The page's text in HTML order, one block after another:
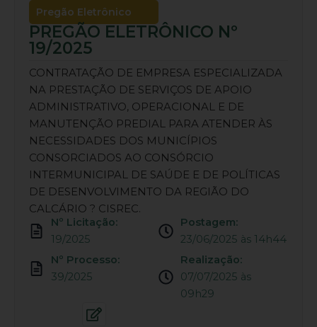
Pregão Eletrônico
PREGÃO ELETRÔNICO Nº
19/2025
CONTRATAÇÃO DE EMPRESA ESPECIALIZADA
NA PRESTAÇÃO DE SERVIÇOS DE APOIO
ADMINISTRATIVO, OPERACIONAL E DE
MANUTENÇÃO PREDIAL PARA ATENDER ÀS
NECESSIDADES DOS MUNICÍPIOS
CONSORCIADOS AO CONSÓRCIO
INTERMUNICIPAL DE SAÚDE E DE POLÍTICAS
DE DESENVOLVIMENTO DA REGIÃO DO
CALCÁRIO ? CISREC.
Nº Licitação:
19/2025
Nº Processo:
39/2025
Postagem:
23/06/2025 às 14h44
Realização:
07/07/2025 às
09h29